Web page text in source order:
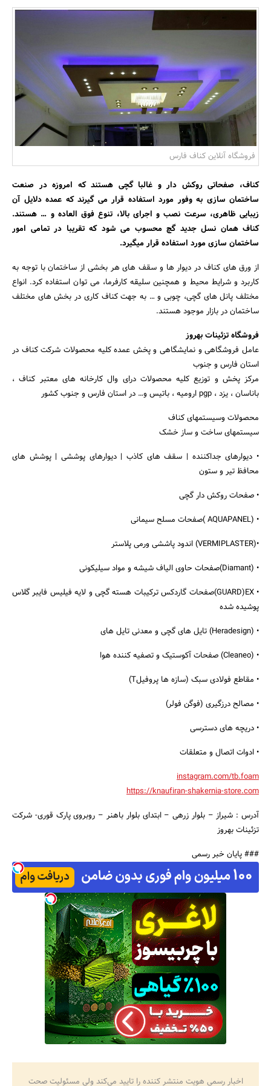
بانک، بیمه و سرمایه
جستجو
فروشگاه آنلاین کناف فارس
کناف، صفحاتی روکش دار و غالبا گچی هستند که امروزه در صنعت
ساختمان سازی به وفور مورد استفاده قرار می گیرند که عمده دلایل آن
زیبایی ظاهری، سرعت نصب و اجرای بالا، تنوع فوق العاده و … هستند.
کناف همان نسل جدید گچ محسوب می شود که تقریبا در تمامی امور
ساختمان سازی مورد استفاده قرار میگیرد.
از ورق های کناف در دیوار ها و سقف های هر بخشی از ساختمان با توجه به
کاربرد و شرایط محیط و همچنین سلیقه کارفرما، می توان استفاده کرد. انواع
مختلف پانل های گچی، چوبی و … به جهت کناف کاری در بخش های مختلف
ساختمان در بازار موجود هستند.
فروشگاه تزئینات بهروز
عامل فروشگاهی و نمایشگاهی و پخش عمده کلیه محصولات شرکت کناف در
استان فارس و جنوب
مرکز پخش و توزیع کلیه محصولات درای وال کارخانه های معتبر کناف ،
باناسان ، یزد ، pgp ارومیه ، باتیس و… در استان فارس و جنوب کشور
محصولات وسیستمهای کناف
سیستمهاى ساخت و ساز خشک
• دیوارهای جداکننده | سقف هاى کاذب | دیوارهای پوششی | پوشش هاى
محافظ تیر و ستون
• صفحات روکش دار گچی
• (AQUAPANEL )صفحات مسلح سیمانی
•(VERMIPLASTER) اندود پاششى ورمی پلاستر
• (Diamant)صفحات حاوى الیاف شیشه و مواد سیلیکونى
• GUARD)EX)صفحات گاردکس ترکیبات هسته گچى و لایه فیلیس فایبر گلاس
پوشیده شده
• (Heradesign) تایل هاى گچی و معدنی تایل هاى
• (Cleaneo) صفحات آکوستیک و تصفیه کننده هوا
• مقاطع فولادى سبک (سازه ها پروفیلT)
• مصالح درزگیرى (فوگن فولر)
• دریچه هاى دسترسى
• ادوات اتصال و متعلقات
instagram.com/tb.foam
https://knaufiran-shakernia-store.com
آدرس : شیراز – بلوار زرهی – ابتدای بلوار باهنر – روبروی پارک قوری- شرکت
تزئینات بهروز
### پایان خبر رسمی
اخبار رسمی هویت منتشر کننده را تایید می‌کند ولی مسئولیت صحت